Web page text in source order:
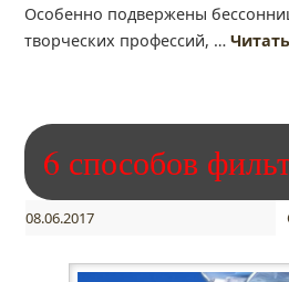
Особенно подвержены
творческих профессий, … Читать
6 способов
08.06.2017